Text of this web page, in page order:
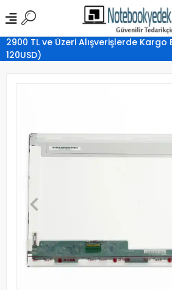
2900 TL ve Üzeri Alışverişlerde
120USD)